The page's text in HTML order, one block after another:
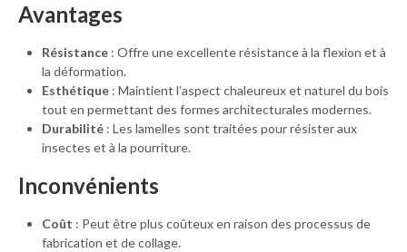
Avantages
Résistance : Offre une excellente résistance à la flexion et à
la déformation.
Esthétique : Maintient l’aspect chaleureux et naturel du bois
tout en permettant des formes architecturales modernes.
Durabilité : Les lamelles sont traitées pour résister aux
insectes et à la pourriture.
Inconvénients
Coût : Peut être plus coûteux en raison des processus de
fabrication et de collage.